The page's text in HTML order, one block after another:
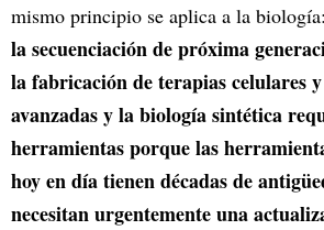
mismo principio se aplica a la
la secuenciación de próxima
la fabricación de terapias celulares
avanzadas y la biología sintética
herramientas porque las
hoy en día tienen décadas de
necesitan urgentemente una